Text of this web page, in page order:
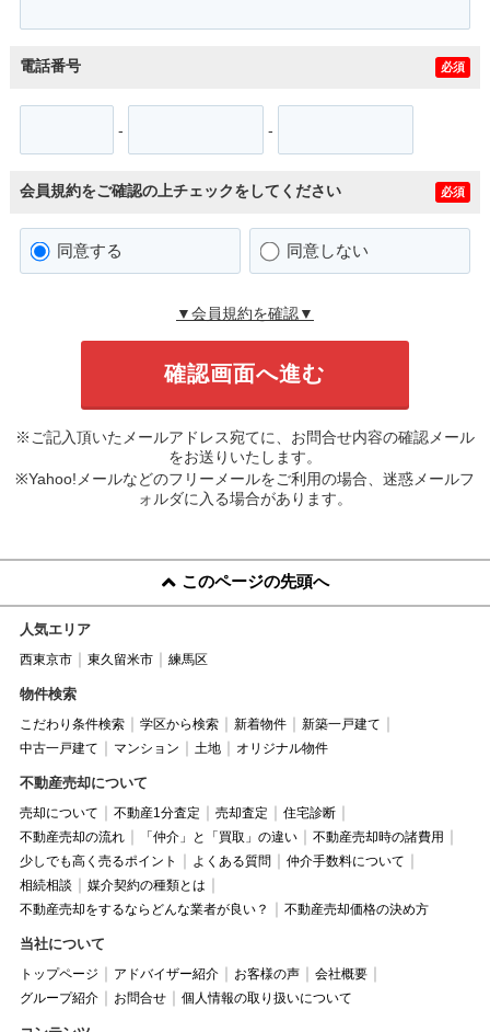
電話番号 必須
- -
会員規約をご確認の上チェックをしてください 必須
同意する 同意しない
▼会員規約を確認▼
※ご記入頂いたメールアドレス宛てに、お問合せ内容の確認メール
をお送りいたします。
※Yahoo!メールなどのフリーメールをご利用の場合、迷惑メールフ
ォルダに入る場合があります。
このページの先頭へ
人気エリア
西東京市 東久留米市 練馬区
物件検索
こだわり条件検索 学区から検索 新着物件
新築一戸建て
中古一戸建て
マンション 土地 オリジナル物件
不動産売却について
売却について 不動産1分査定 売却査定
住宅診断
不動産売却の流れ
「仲介」と「買取」の違い
不動産売却時の諸費用
少しでも高く売るポイント
よくある質問
仲介手数料について
相続相談
媒介契約の種類とは
不動産売却をするならどんな業者が良い？
不動産売却価格の決め方
当社について
トップページ アドバイザー紹介 お客様の声
会社概要
グループ紹介
お問合せ 個人情報の取り扱いについて